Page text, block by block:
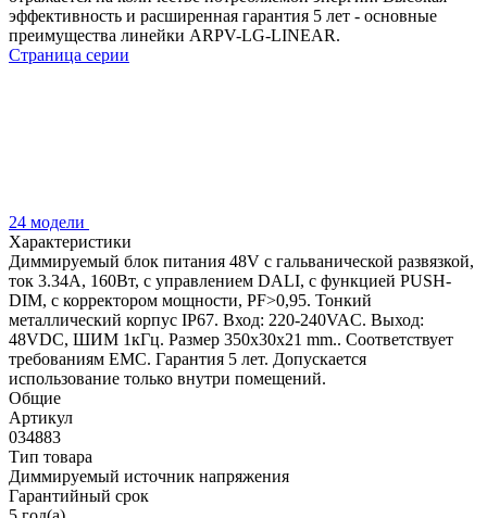
эффективность и расширенная гарантия 5 лет - основные
преимущества линейки ARPV-LG-LINEAR.
Страница серии
24 модели
Характеристики
Диммируемый блок питания 48V с гальванической развязкой,
ток 3.34А, 160Вт, с управлением DALI, c функцией PUSH-
DIM, с корректором мощности, PF>0,95. Тонкий
металлический корпус IP67. Вход: 220-240VAC. Выход:
48VDC, ШИМ 1кГц. Размер 350х30х21 mm.. Соответствует
требованиям EMC. Гарантия 5 лет. Допускается
использование только внутри помещений.
Общие
Артикул
034883
Тип товара
Диммируемый источник напряжения
Гарантийный срок